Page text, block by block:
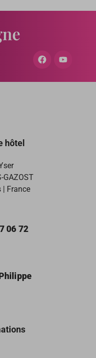
hôtel
GAZOST
| France
06 72